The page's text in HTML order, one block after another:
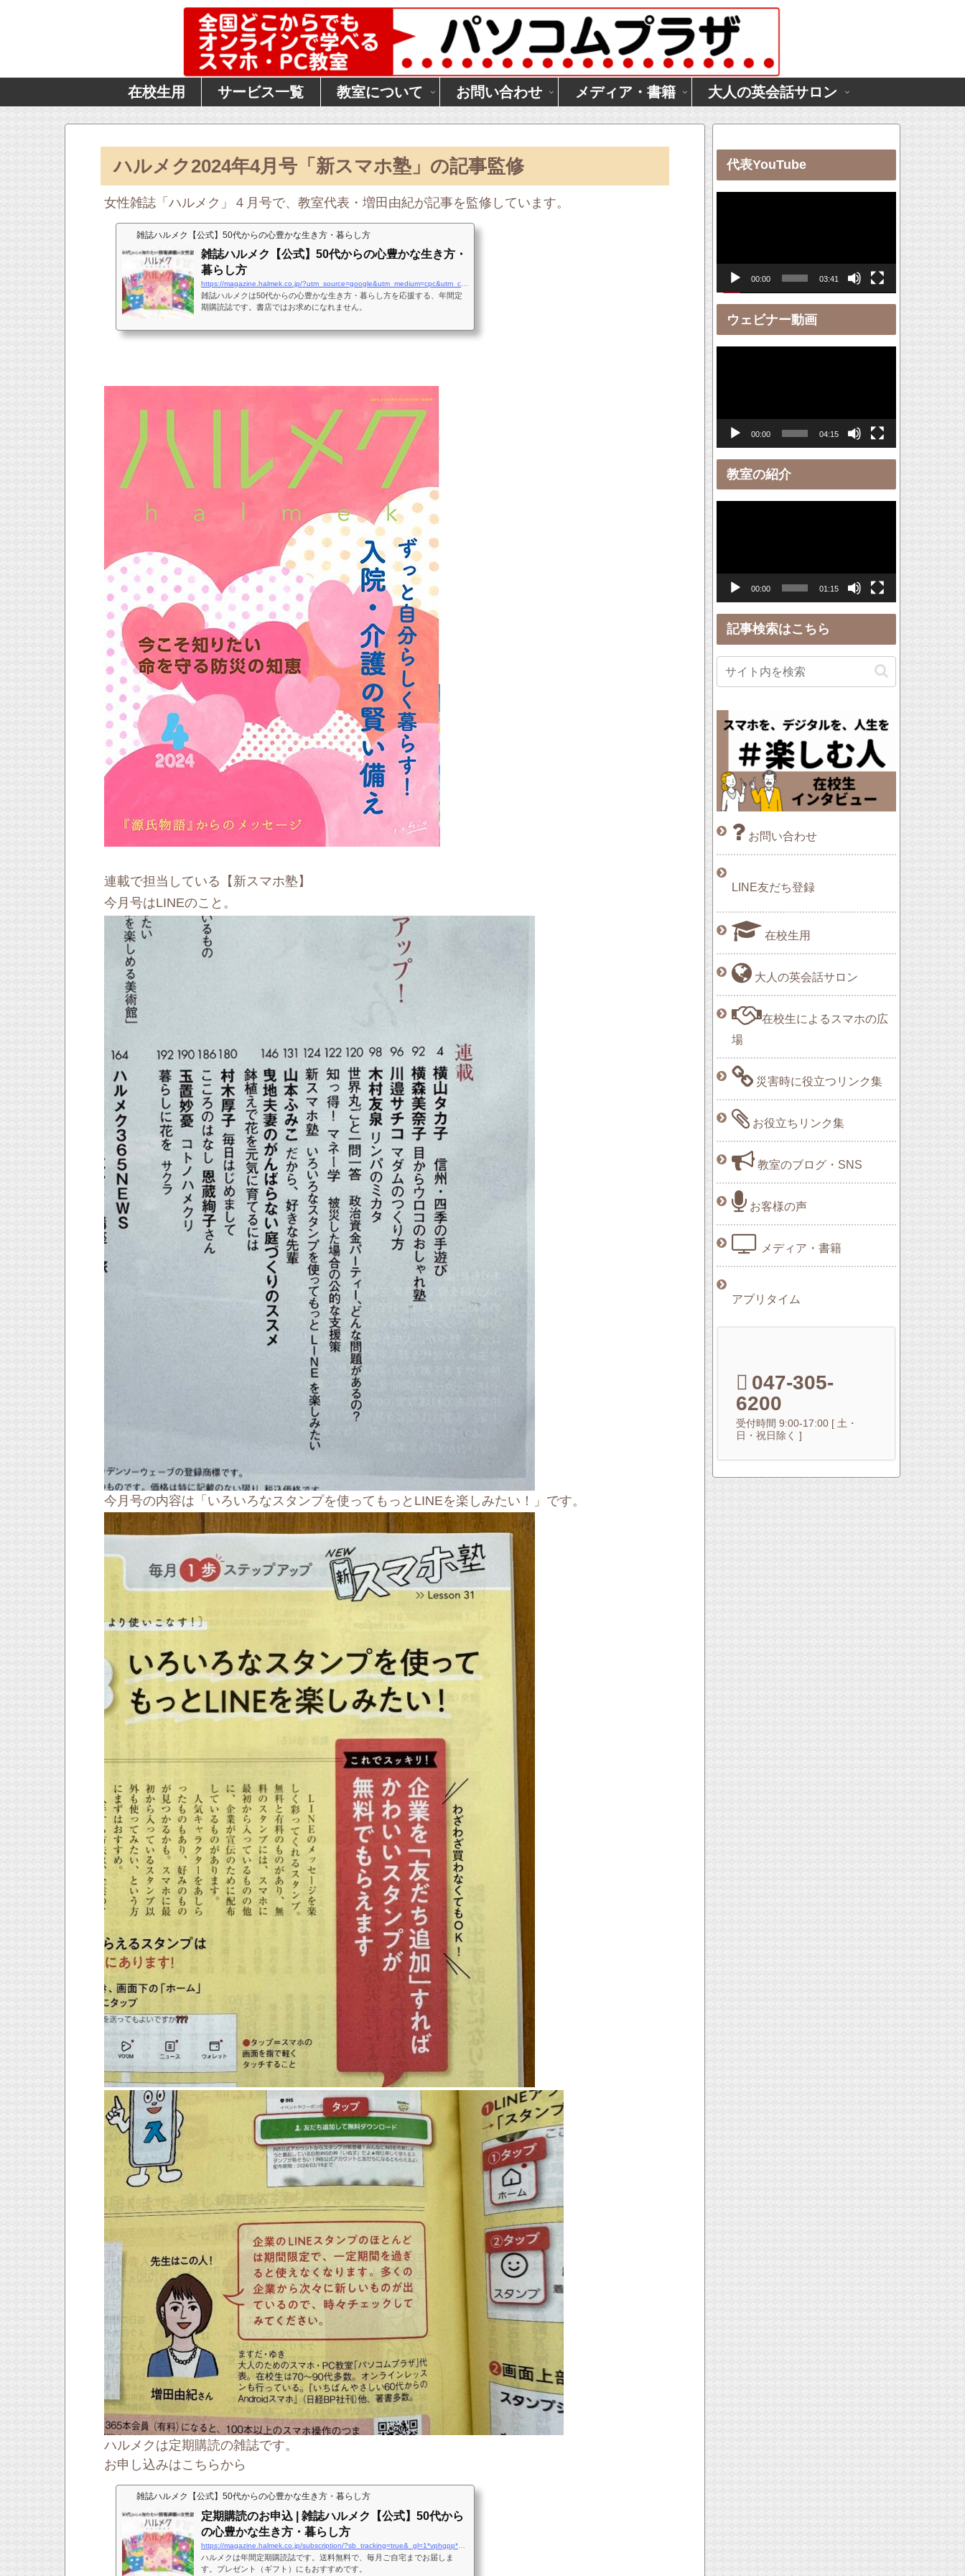
在校生用 サービス一覧 教室について お問い合わせ メディア・書籍 大人の英会話サロン
ハルメク2024年4月号「新スマホ塾」の記事監修
女性雑誌「ハルメク」４月号で、教室代表・増田由紀が記事を監修しています。
雑誌ハルメク【公式】50代からの心豊かな生き方・暮らし方
雑誌ハルメク【公式】50代からの心豊かな生き方・
暮らし方
https://magazine.halmek.co.jp/?utm_source=google&utm_medium=cpc&utm_campaign=brand&utm_term=Gsearch_brand&utm_content=magazine_Sitelink&gad_source=1&gclid=CjwKCAjwtqmwBhBVEiwAL-WAYSX0HHrCavwApZklSR76KmY9qV-I8uc_e5JijEsKx0qMFUpBogxWWRoC7OoQAvD_BwE
雑誌ハルメクは50代からの心豊かな生き方・暮らし方を応援する、年間定
期購読誌です。書店ではお求めになれません。
連載で担当している【新スマホ塾】
今月号はLINEのこと。
今月号の内容は「いろいろなスタンプを使ってもっとLINEを楽しみたい！」です。
ハルメクは定期購読の雑誌です。
お申し込みはこちらから
雑誌ハルメク【公式】50代からの心豊かな生き方・暮らし方
定期購読のお申込 | 雑誌ハルメク【公式】50代から
の心豊かな生き方・暮らし方
ハルメクは年間定期購読誌です。送料無料で、毎月ご自宅までお届しま
す。プレゼント（ギフト）にもおすすめです。
代表YouTube
レ
ヤ
00:00 03:41
ウェビナー動画
レ
ヤ
ー
00:00 04:15
教室の紹介
レ
ヤ
ー
00:00 01:15
記事検索はこちら
お問い合わせ
LINE友だち登録
在校生用
大人の英会話サロン
在校生によるスマホの広
場
災害時に役立つリンク集
お役立ちリンク集
教室のブログ・SNS
お客様の声
メディア・書籍
アプリタイム
047-305-
6200
受付時間 9:00-17:00 [ 土・
日・祝日除く ]